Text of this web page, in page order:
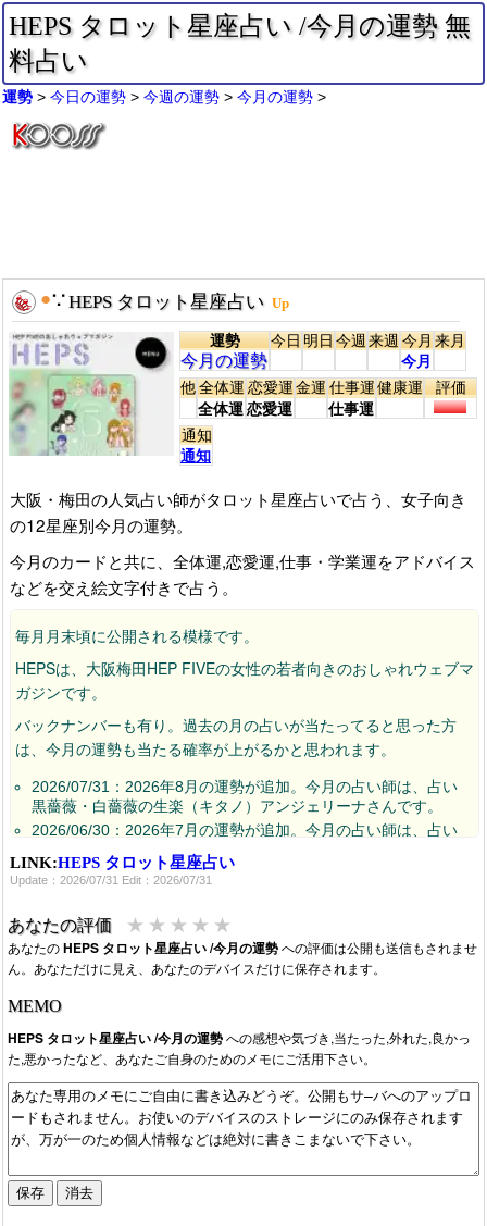
HEPS タロット星座占い /今月の運勢 無
料占い
運勢 今日の運勢 今週の運勢 今月の運勢
●∵HEPS タロット星座占い Up
運勢
今月の運勢
今日明日今週来週今月
今月
来月
他全体運
全体運
恋愛運
恋愛運
金運仕事運
仕事運
健康運 評価
通知
通知
大阪・梅田の人気占い師がタロット星座占いで占う、女子向き
の12星座別今月の運勢。
今月のカードと共に、全体運,恋愛運,仕事・学業運をアドバイス
などを交え絵文字付きで占う。
毎月月末頃に公開される模様です。
HEPSは、大阪梅田HEP FIVEの女性の若者向きのおしゃれウェブマ
ガジンです。
バックナンバーも有り。過去の月の占いが当たってると思った方
は、今月の運勢も当たる確率が上がるかと思われます。
2026/07/31：2026年8月の運勢が追加。今月の占い師は、占い
黒薔薇・白薔薇の生楽（キタノ）アンジェリーナさんです。
2026/06/30：2026年7月の運勢が追加。今月の占い師は、占い
黒薔薇・白薔薇のトリニティ志音(しおん)さんです。
2026/05/29：2026年6月の運勢が追加。今月の占い師は、占い
2026/04/30：2026年5月の運勢が追加。今月の占い師は、占い
黒薔薇・白薔薇の初瀬敬奈(はつせけいな)さんです。
2026/03/31：来月2026年4月の運勢が追加されています。今月の
占い師は、占い 黒薔薇・白薔薇のRuby(ルビー)さんです。
2026/02/27：来月2026年3月の運勢が追加されています。今月の
す。
2026/01/30：来月2026年2月の運勢が追加されています。今月の
占い師は、占い 黒薔薇・白薔薇のJINSA(じんさ)さんです。
2025/12/27：来年2026年1月の運勢が追加されています。今月の
占い師は、占い 黒薔薇・白薔薇の月香(つきこ)さんです。
の占い師は、占い 黒薔薇・白薔薇のMadara（マダラ）さんで
す。
LINK:HEPS タロット星座占い
Update：2026/07/31 Edit：2026/07/31
あなたの評価 ★ ★ ★ ★ ★
あなたのHEPS タロット星座占い /今月の運勢への評価は公開も送信もされませ
ん。あなただけに見え、あなたのデバイスだけに保存されます。
MEMO
HEPS タロット星座占い /今月の運勢への感想や気づき,当たった,外れた,良かっ
た,悪かったなど、あなたご自身のためのメモにご活用下さい。